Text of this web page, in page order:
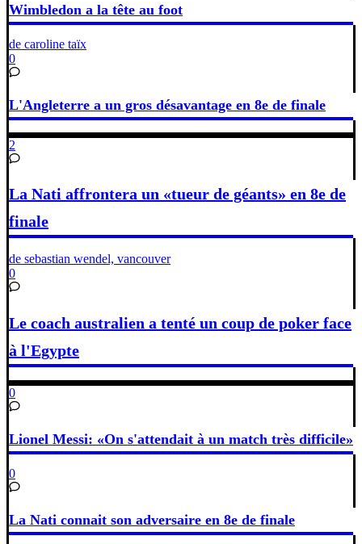
Wimbledon a la tête au foot
de caroline taïx
0
L'Angleterre a un gros désavantage en 8e de finale
2
La Nati affrontera un «tueur de géants» en 8e de
finale
de sebastian wendel, vancouver
0
Le coach australien a tenté un coup de poker face
à l'Egypte
0
Lionel Messi: «On s'attendait à un match très difficile»
0
La Nati connait son adversaire en 8e de finale